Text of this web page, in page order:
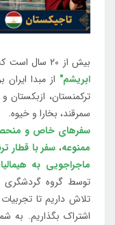
بیش از 20 سال است که سفرهایی با عنوان
ابریشم" از مبدا
ترکمنستان، ازبکستان
سمرقند، بخارا و خیوه.
سفرهای خاص و
ممنوعه، سفر با قطار
ماجراجویی به
توسط گروه گردشگری
تلاش داریم تا
اشتراک بگذاریم. به